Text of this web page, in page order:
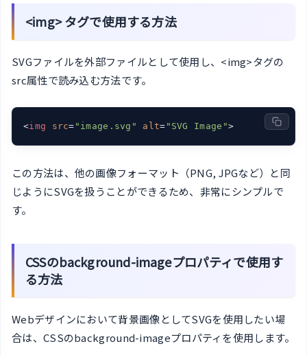
<img> タグで使用する方法
SVGファイルを外部ファイルとして使用し、<img>タグの
src属性で読み込む方法です。
<img src= "image.svg" alt= "SVG Image">
この方法は、他の画像フォーマット（PNG, JPGなど）と同
じようにSVGを扱うことができるため、非常にシンプルで
す。
CSSのbackground-imageプロパティで使用す
る方法
Webデザインにおいて背景画像としてSVGを使用したい場
合は、CSSのbackground-imageプロパティを使用します。